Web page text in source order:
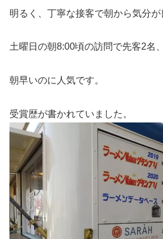
明るく、丁寧な接客で朝から気分が
土曜日の朝8:00頃の訪問で先客2名
朝早いのに人気です。
受賞歴が書かれていました。